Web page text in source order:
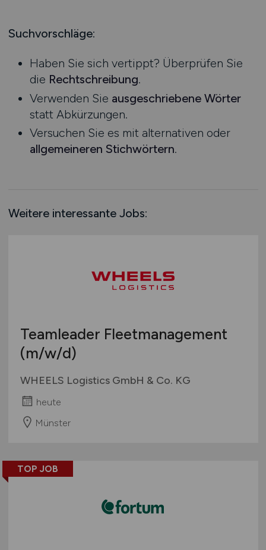
Schienen- / Straßen- / Luft- / Seefracht
Supply Chain Management
Vertrieb / Verkauf / Handel
Zoll / Behörden
Sonstige
Mecklenburg-Vorpommern
Nordrhein-Westfalen
Rheinland-Pfalz
Saarland
Sachsen
Sachsen-Anhalt
Schleswig-Holstein
Schweiz
Suchvorschläge:
Haben Sie sich vertippt? Überprüfen Sie
die Rechtschreibung.
Verwenden Sie ausgeschriebene Wörter
statt Abkürzungen.
Versuchen Sie es mit alternativen oder
allgemeineren Stichwörtern.
Weitere interessante Jobs:
Teamleader Fleetmanagement
(m/w/d)
WHEELS Logistics GmbH & Co. KG
heute
Münster
TOP JOB